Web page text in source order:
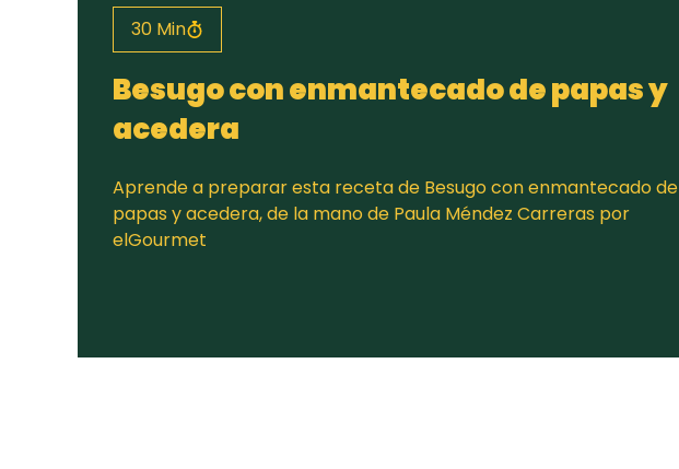
Todas las recetas
30 Min
Besugo con enmantecado de papas y
acedera
Aprende a preparar esta receta de Besugo con enmantecado de
papas y acedera, de la mano de Paula Méndez Carreras por
elGourmet